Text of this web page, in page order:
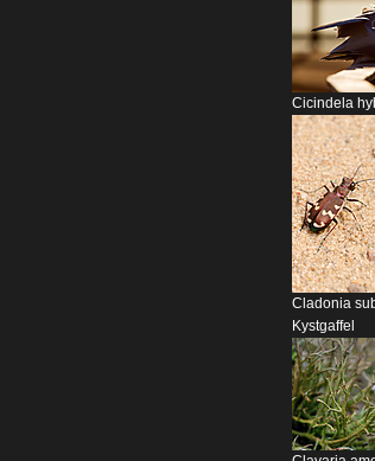
Cicindela
Cladonia
Kystgaffel